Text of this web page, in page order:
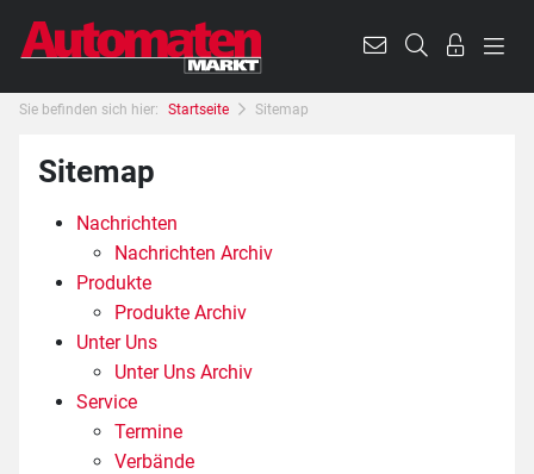
Sie befinden sich hier: Startseite Sitemap
Sitemap
Nachrichten
Nachrichten Archiv
Produkte
Produkte Archiv
Unter Uns
Unter Uns Archiv
Service
Termine
Verbände